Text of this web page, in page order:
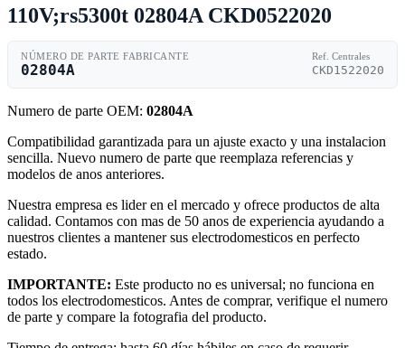
110V;rs5300t 02804A CKD0522020
NÚMERO DE PARTE FABRICANTE
02804A
Ref. Centrales
CKD1522020
Numero de parte OEM: 02804A
Compatibilidad garantizada para un ajuste exacto y una instalacion
sencilla. Nuevo numero de parte que reemplaza referencias y
modelos de anos anteriores.
Nuestra empresa es lider en el mercado y ofrece productos de alta
calidad. Contamos con mas de 50 anos de experiencia ayudando a
nuestros clientes a mantener sus electrodomesticos en perfecto
estado.
IMPORTANTE: Este producto no es universal; no funciona en
todos los electrodomesticos. Antes de comprar, verifique el numero
de parte y compare la fotografia del producto.